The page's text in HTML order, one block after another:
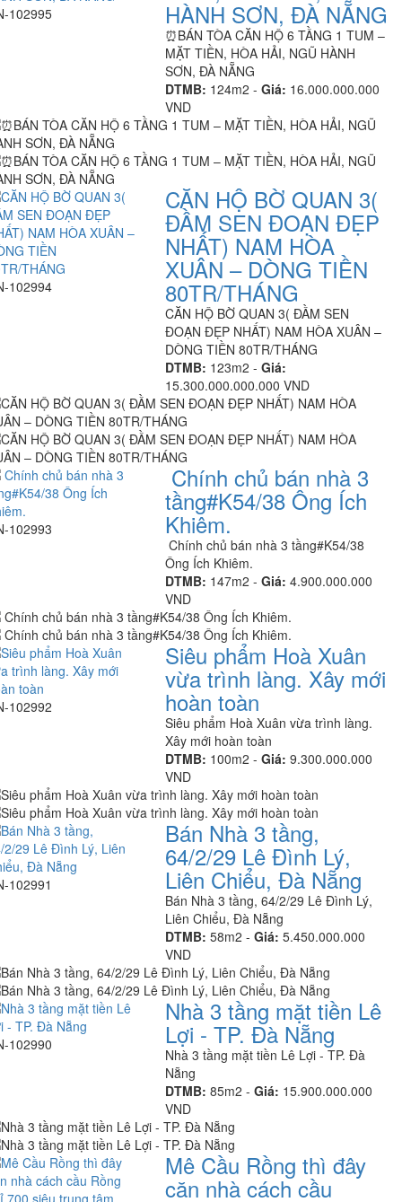
102995 HÀNH SƠN, ĐÀ NẴNG
⏰️BÁN TÒA CĂN HỘ 6 TẦNG 1 TUM –
MẶT TIỀN, HÒA HẢI, NGŨ HÀNH
SƠN, ĐÀ NẴNG
DTMB: 124m2 -Giá: 16.000.000.000
VND
102994
CĂN HỘ BỜ QUAN 3(
ĐẦM SEN ĐOẠN ĐẸP
NHẤT) NAM HÒA
XUÂN – DÒNG TIỀN
80TR/THÁNG
CĂN HỘ BỜ QUAN 3( ĐẦM SEN
ĐOẠN ĐẸP NHẤT) NAM HÒA XUÂN –
DÒNG TIỀN 80TR/THÁNG
DTMB: 123m2 -Giá:
15.300.000.000.000 VND
102993
Chính chủ bán nhà 3
tầng#K54/38 Ông Ích
Khiêm.
Chính chủ bán nhà 3 tầng#K54/38
Ông Ích Khiêm.
DTMB: 147m2 -Giá: 4.900.000.000
VND
102992
Siêu phẩm Hoà Xuân
vừa trình làng. Xây mới
hoàn toàn
Siêu phẩm Hoà Xuân vừa trình làng.
Xây mới hoàn toàn
DTMB: 100m2 -Giá: 9.300.000.000
VND
102991
Bán Nhà 3 tầng,
64/2/29 Lê Đình Lý,
Liên Chiểu, Đà Nẵng
Bán Nhà 3 tầng, 64/2/29 Lê Đình Lý,
Liên Chiểu, Đà Nẵng
DTMB: 58m2 -Giá: 5.450.000.000
VND
102990
Nhà 3 tầng mặt tiền Lê
Lợi - TP. Đà Nẵng
Nhà 3 tầng mặt tiền Lê Lợi - TP. Đà
Nẵng
DTMB: 85m2 -Giá: 15.900.000.000
VND
Mê Cầu Rồng thì đây
căn nhà cách cầu